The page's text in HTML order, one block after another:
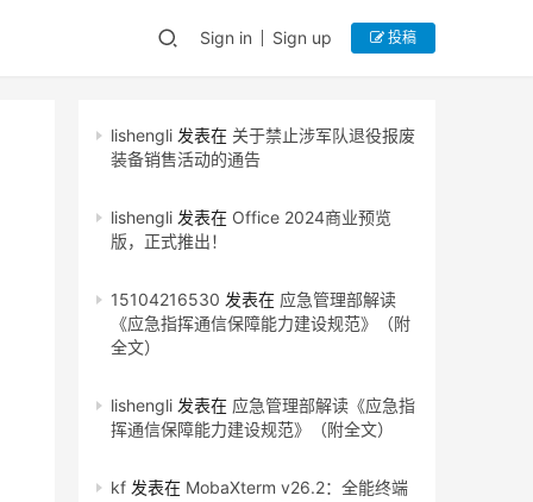
Sign in Sign up 投稿
lishengli 发表在 关于禁止涉军队退役报废
装备销售活动的通告
lishengli 发表在 Office 2024商业预览
版，正式推出！
15104216530 发表在 应急管理部解读
《应急指挥通信保障能力建设规范》（附
全文）
lishengli 发表在 应急管理部解读《应急指
挥通信保障能力建设规范》（附全文）
kf 发表在 MobaXterm v26.2：全能终端